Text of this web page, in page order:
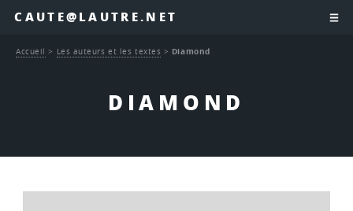
CAUTE@LAUTRE.NET
DIAMOND
Accueil > Les auteurs et les textes > Diamond